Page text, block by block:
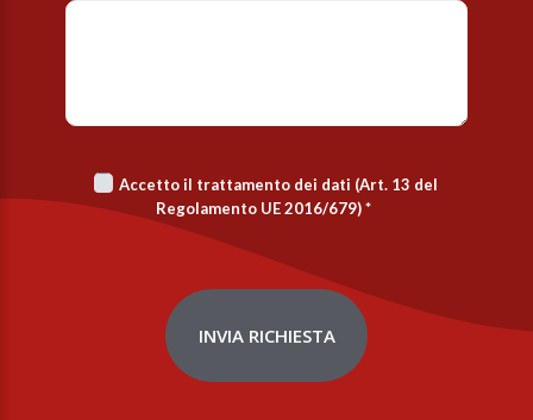
Accetto il trattamento dei dati (Art. 13 del
Regolamento UE 2016/679)*
INVIA RICHIESTA